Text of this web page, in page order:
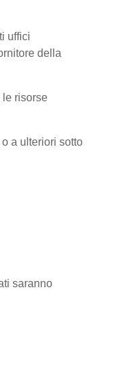
uffici
della
le risorse
a ulteriori sotto
saranno